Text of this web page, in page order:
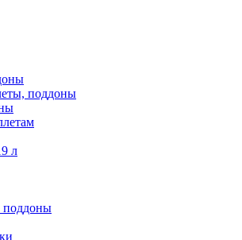
поддоны
л
поддоны